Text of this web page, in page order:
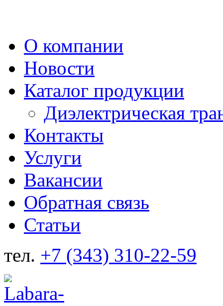
О компании
Новости
Каталог продукции
Диэлектрическая
Контакты
Услуги
Вакансии
Обратная связь
Статьи
тел. +7 (343) 310-22-59